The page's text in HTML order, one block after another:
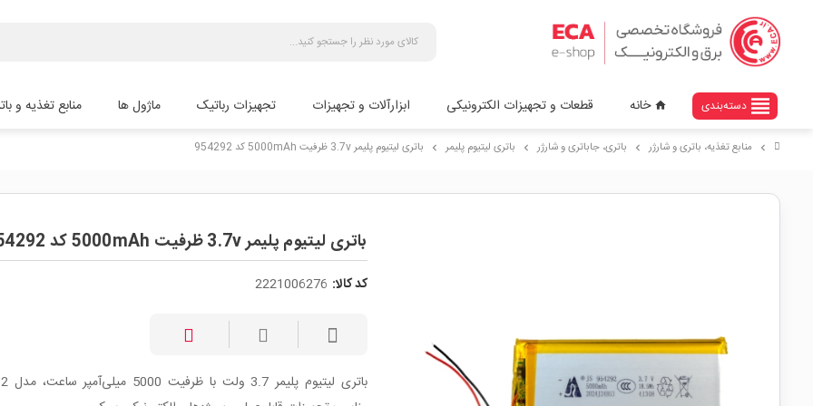
view_headline دسته‌بندی home خانه قطعات و تجهیزات الکترونیکی ابزارآلات و تجهیزات تجهیزات رباتیک ماژول ها منابع تغذیه و
chevron_right منابع تغذیه، باتری و شارژر chevron_right باتری، جاباتری و شارژر chevron_right باتری لیتیوم پلیمر chevron_right باتری لیتیوم پلیمر 3.7v ظرفیت 5000mAh کد 954292
باتری لیتیوم پلیمر 3.7v ظرفیت 5000mAh کد 954292
کد کالا: 2221006276
باتری